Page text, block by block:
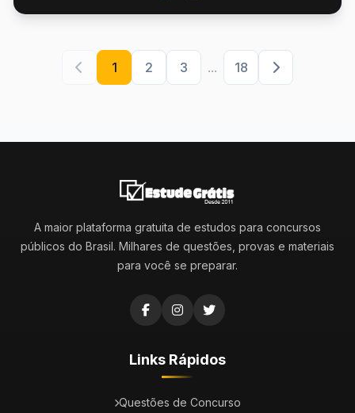
1 2 3 ... 18
A maior plataforma gratuita de estudos para concursos
públicos do Brasil. Milhares de questões, provas e materiais
para você se preparar.
Links Rápidos
Questões de Concurso